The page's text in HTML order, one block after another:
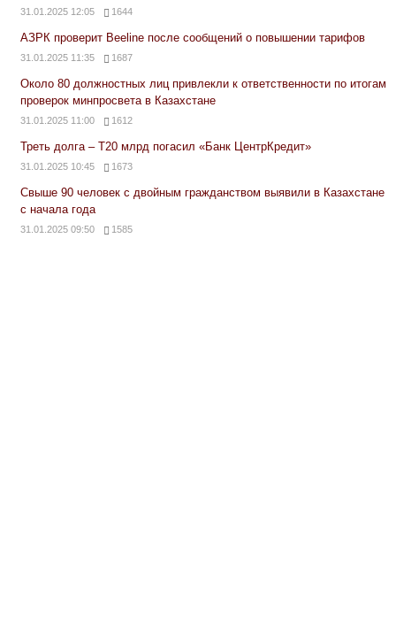
31.01.2025 12:05 1644
АЗРК проверит Beeline после сообщений о повышении тарифов
31.01.2025 11:35 1687
Около 80 должностных лиц привлекли к ответственности по итогам
проверок минпросвета в Казахстане
31.01.2025 11:00 1612
Треть долга – Т20 млрд погасил «Банк ЦентрКредит»
31.01.2025 10:45 1673
Свыше 90 человек с двойным гражданством выявили в Казахстане
с начала года
31.01.2025 09:50 1585